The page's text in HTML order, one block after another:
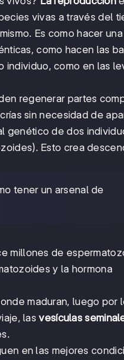
vivas a través del
Es como hacer una
como hacen las
individuo, como en las
regenerar partes
sin necesidad de
genético de dos
Esto crea
tener un arsenal de
millones de
y la hormona
maduran, luego por
lasvesículas
en las mejores